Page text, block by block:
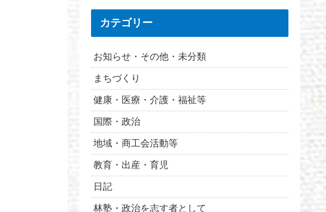
カテゴリー
お知らせ・その他・未分類
まちづくり
健康・医療・介護・福祉等
国際・政治
地域・商工会活動等
教育・出産・育児
日記
林塾・政治を志す者として